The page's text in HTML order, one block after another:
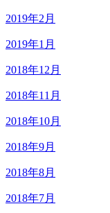
2019年2月
2019年1月
2018年12月
2018年11月
2018年10月
2018年9月
2018年8月
2018年7月